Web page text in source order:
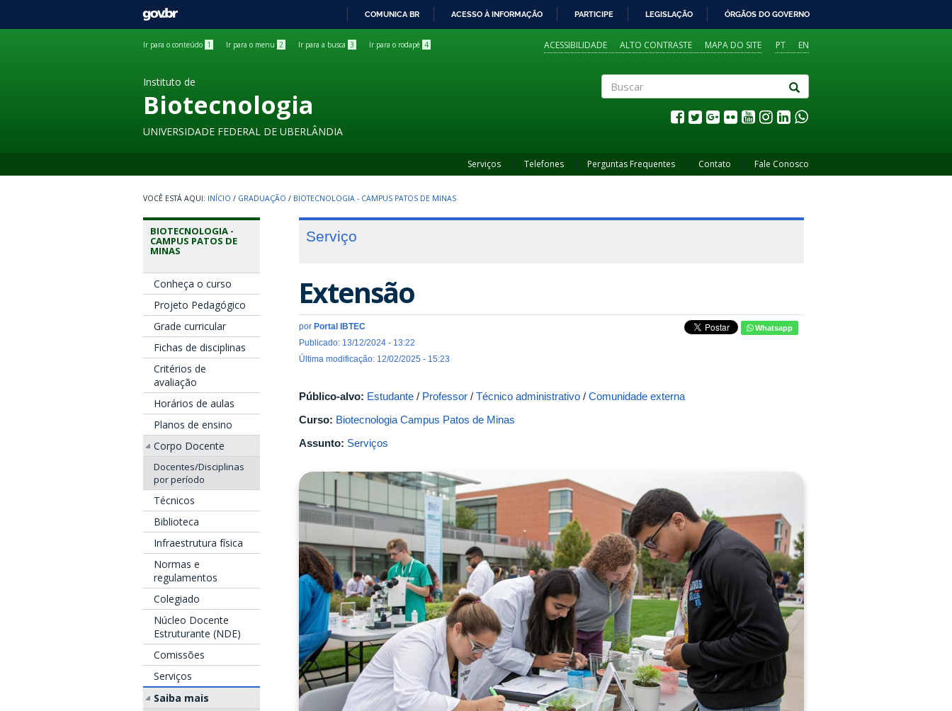
GOVBR
COMUNICA BR ACESSO À INFORMAÇÃO PARTICIPE LEGISLAÇÃO ÓRGÃOS DO GOVERNO
Ir para o conteúdo 1 Ir para o menu 2 Ir para a busca 3 Ir para o rodapé 4 PT EN
ACESSIBILIDADE ALTO CONTRASTE MAPA DO SITE
Instituto de
Biotecnologia
UNIVERSIDADE FEDERAL DE UBERLÂNDIA
Serviços Telefones Perguntas Frequentes Contato Fale Conosco
INÍCIO / GRADUAÇÃO / BIOTECNOLOGIA - CAMPUS PATOS DE MINAS
BIOTECNOLOGIA -
CAMPUS PATOS DE
MINAS
Conheça o curso
Projeto Pedagógico
Grade curricular
Fichas de disciplinas
Critérios de
avaliação
Horários de aulas
Planos de ensino
Corpo Docente
Docentes/Disciplinas
por período
Técnicos
Biblioteca
Infraestrutura física
Normas e
regulamentos
Colegiado
Núcleo Docente
Estruturante (NDE)
Comissões
Serviços
Saiba mais
Serviço
Extensão
por Portal IBTEC
Publicado: 13/12/2024 - 13:22
Última modificação: 12/02/2025 - 15:23
Whatsapp
Público-alvo: Estudante / Professor / Técnico administrativo / Comunidade externa
Curso: Biotecnologia Campus Patos de Minas
Assunto: Serviços